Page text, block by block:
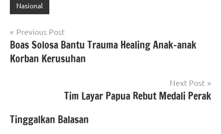
Nasional
Navigasi
pos
Previous Post
Boas Solosa Bantu Trauma Healing Anak-anak
Korban Kerusuhan
Next Post
Tim Layar Papua Rebut Medali Perak
Tinggalkan Balasan